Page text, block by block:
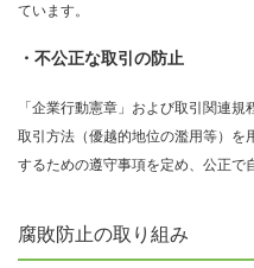
ています。
・不公正な取引の防止
「企業行動憲章」および取引関連
取引方法（優越的地位の濫用等）を
するための遵守事項を定め、公正で
腐敗防止の取り組み